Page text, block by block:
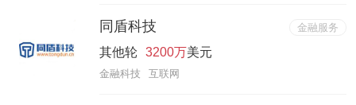
同盾科技 金融服务
其他轮 3200万美元
金融科技 互联网